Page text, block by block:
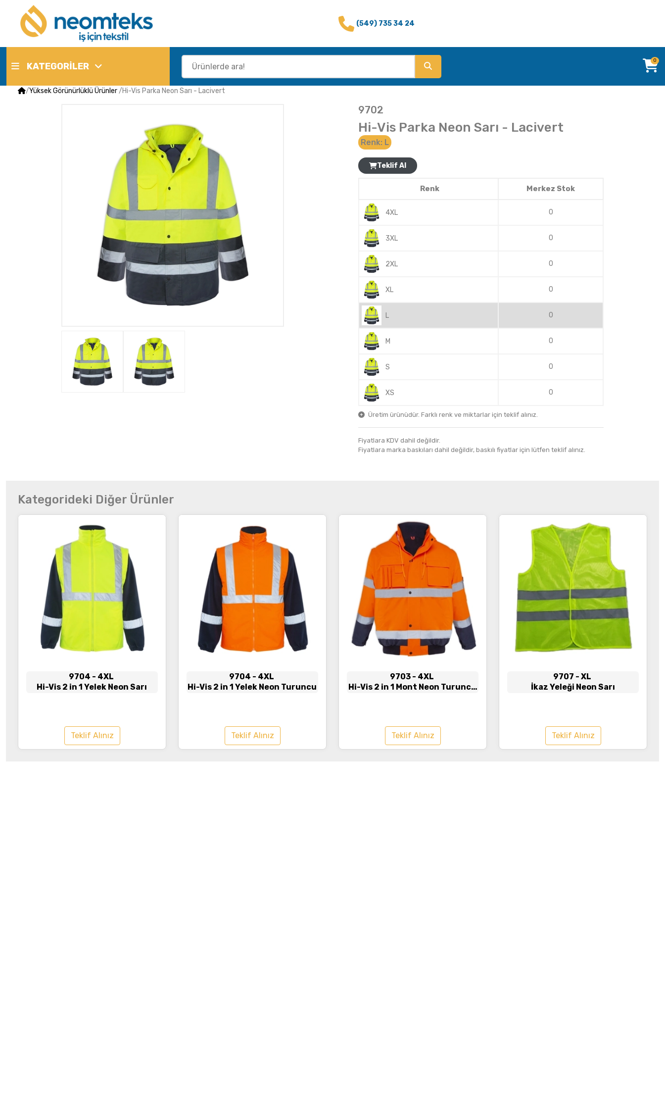
(549) 735 34 24
KATEGORİLER
0
/Yüksek Görünürlüklü Ürünler/Hi-Vis Parka Neon Sarı - Lacivert
9702
Hi-Vis Parka Neon Sarı - Lacivert
Renk: L
Teklif Al
Renk Merkez Stok
4XL 0
3XL 0
2XL 0
XL 0
L 0
M 0
S 0
XS 0
Üretim ürünüdür. Farklı renk ve miktarlar için teklif alınız.
Fiyatlara KDV dahil değildir.
Fiyatlara marka baskıları dahil değildir, baskılı fiyatlar için lütfen teklif alınız.
Kategorideki Diğer Ürünler
9704 - 4XL
Hi-Vis 2 in 1 Yelek Neon Sarı
Teklif Alınız
İncele
9704 - 4XL
Hi-Vis 2 in 1 Yelek Neon Turuncu
Teklif Alınız
İncele
9703 - 4XL
Hi-Vis 2 in 1 Mont Neon Turuncu
Teklif Alınız
İncele
9707 - XL
İkaz Yeleği Neon Sarı
Teklif Alınız